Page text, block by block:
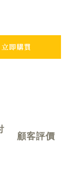
立即購買
顧客評價